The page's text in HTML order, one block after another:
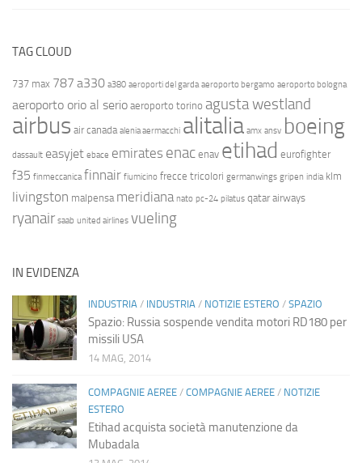
TAG CLOUD
737 max 787 a330 a380 aeroporti del garda aeroporto bergamo aeroporto bologna
aeroporto orio al serio aeroporto torino agusta westland
airbus air canada alenia aermacchi alitalia amx ansv boeing
dassault easyjet ebace emirates enac enav etihad eurofighter
f35 finmeccanica finnair fiumicino frecce tricolori germanwings gripen india klm
livingston malpensa meridiana nato pc-24 pilatus qatar airways
ryanair saab united airlines vueling
IN EVIDENZA
INDUSTRIA / INDUSTRIA / NOTIZIE ESTERO / SPAZIO
Spazio: Russia sospende vendita motori RD180 per
missili USA
14 MAG, 2014
COMPAGNIE AEREE / COMPAGNIE AEREE / NOTIZIE
ESTERO
Etihad acquista società manutenzione da
Mubadala